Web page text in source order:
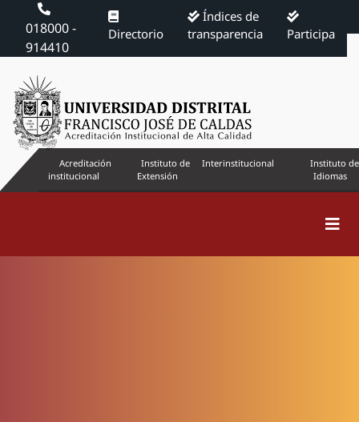
018000 -
914410
Directorio
Índices de
transparencia
Participa
Acreditación
institucional
Instituto de
Extensión
Interinstitucional
Instituto de
Idiomas